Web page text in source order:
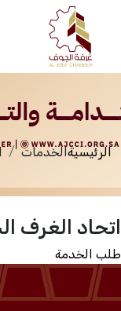
تعرف علينا
الخدمات
الخدمات
الرئيسيةالخدمات
اتحاد الغرف
طلب الخدمة